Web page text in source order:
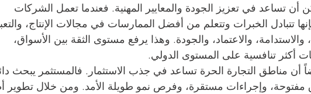
أن تساعد في تعزيز الجودة والمعايير المهنية. فعندما تعمل الشركات
تتبادل الخبرات وتتعلم من أفضل الممارسات في مجالات الإنتاج،
والاعتماد، والجودة. وهذا يرفع مستوى الثقة بين الأسواق،
أكثر تنافسية على المستوى الدولي.
أن مناطق التجارة الحرة تساعد في جذب الاستثمار. فالمستثمر يبحث
مفتوحة، وإجراءات مستقرة، وفرص نمو طويلة الأمد. ومن خلال تطوير